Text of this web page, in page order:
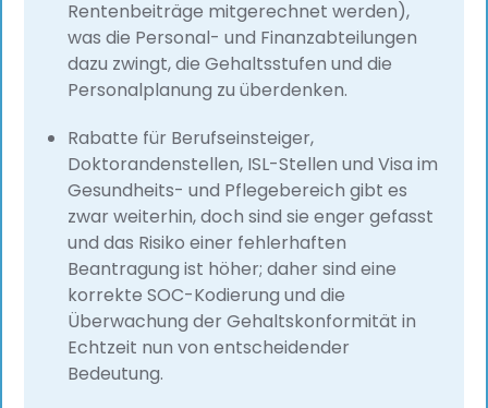
Rentenbeiträge mitgerechnet werden),
was die Personal- und Finanzabteilungen
dazu zwingt, die Gehaltsstufen und die
Personalplanung zu überdenken.
Rabatte für Berufseinsteiger,
Doktorandenstellen, ISL-Stellen und Visa im
Gesundheits- und Pflegebereich gibt es
zwar weiterhin, doch sind sie enger gefasst
und das Risiko einer fehlerhaften
Beantragung ist höher; daher sind eine
korrekte SOC-Kodierung und die
Überwachung der Gehaltskonformität in
Echtzeit nun von entscheidender
Bedeutung.